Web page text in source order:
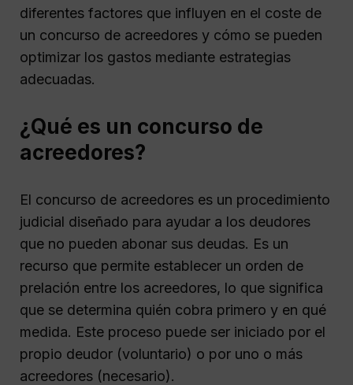
diferentes factores que influyen en el coste de
un concurso de acreedores y cómo se pueden
optimizar los gastos mediante estrategias
adecuadas.
¿Qué es un concurso de
acreedores?
El concurso de acreedores es un procedimiento
judicial diseñado para ayudar a los deudores
que no pueden abonar sus deudas. Es un
recurso que permite establecer un orden de
prelación entre los acreedores, lo que significa
que se determina quién cobra primero y en qué
medida. Este proceso puede ser iniciado por el
propio deudor (voluntario) o por uno o más
acreedores (necesario).